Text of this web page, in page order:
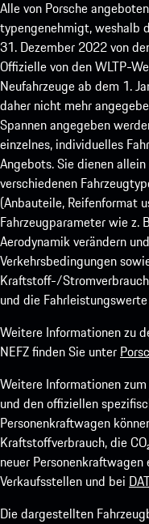
Alle von Porsche
typengenehmigt, weshalb
31. Dezember 2022 von
Offizielle von den WLTP-
Neufahrzeuge ab dem 1.
daher nicht mehr
Spannen angegeben
einzelnes, individuelles
Angebots. Sie dienen
verschiedenen
(Anbauteile, Reifenformat
Fahrzeugparameter wie z.
Aerodynamik verändern
Verkehrsbedingungen
Kraftstoff-/
und die
Weitere Informationen zu
NEFZ finden Sie unter
Weitere Informationen
und den offiziellen
Personenkraftwagen
Kraftstoffverbrauch, die
neuer
Verkaufsstellen und bei
Die dargestellten